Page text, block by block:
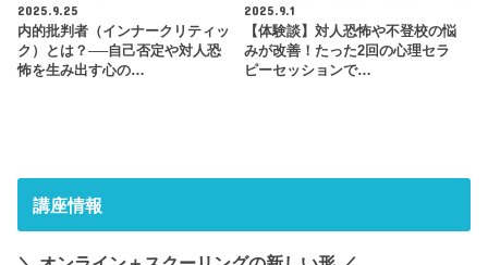
2025.9.25
内的批判者（インナークリティッ
ク）とは？──自己否定や対人恐
怖を生み出す心の…
2025.9.1
【体験談】対人恐怖や不登校の悩
みが改善！たった2回の心理セラ
ピーセッションで…
講座情報